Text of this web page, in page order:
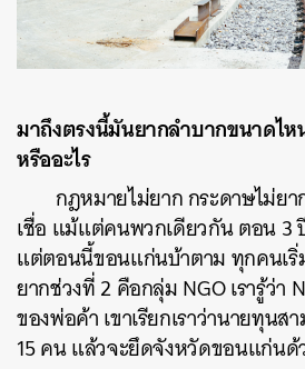
มาถึงตรงนี้มันยากลำบากขนาดไ
หรืออะไร
กฎหมายไม่ยาก กระดาษไม่ย
เชื่อ แม้แต่คนพวกเดียวกัน ตอน 3
แต่ตอนนี้ขอนแก่นบ้าตาม ทุกคนเ
ยากช่วงที่ 2 คือกลุ่ม NGO เรารู้ว่า
ของพ่อค้า เขาเรียกเราว่านายทุนส
15 คน แล้วจะยึดจังหวัดขอนแก่นด้